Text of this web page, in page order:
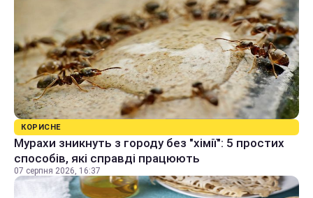
КОРИСНЕ
Мурахи зникнуть з городу без "хімії": 5 простих
способів, які справді працюють
07 серпня 2026, 16:37